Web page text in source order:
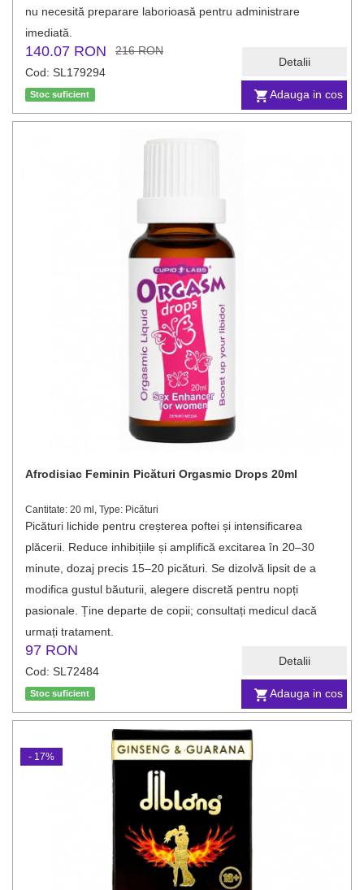
Adauga in cos
Detalii
nu necesită preparare laborioasă pentru administrare
imediată.
140.07 RON
216 RON
Cod: SL179294
Stoc suficient
Adauga in cos
Detalii
Afrodisiac Feminin Picături Orgasmic Drops 20ml
Cantitate: 20 ml, Type: Picături
Picături lichide pentru creșterea poftei și intensificarea
plăcerii. Reduce inhibițiile și amplifică excitarea în 20–30
minute, dozaj precis 15–20 picături. Se dizolvă lipsit de a
modifica gustul băuturii, alegere discretă pentru nopți
pasionale. Ține departe de copii; consultați medicul dacă
urmați tratament.
97 RON
Cod: SL72484
Stoc suficient
- 17%